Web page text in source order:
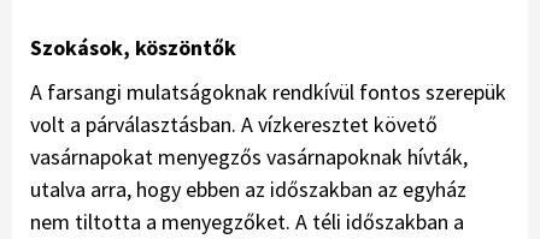
Szokások, köszöntők
A farsangi mulatságoknak rendkívül fontos szerepük
volt a párválasztásban. A vízkeresztet követő
vasárnapokat menyegzős vasárnapoknak hívták,
utalva arra, hogy ebben az időszakban az egyház
nem tiltotta a menyegzőket. A téli időszakban a